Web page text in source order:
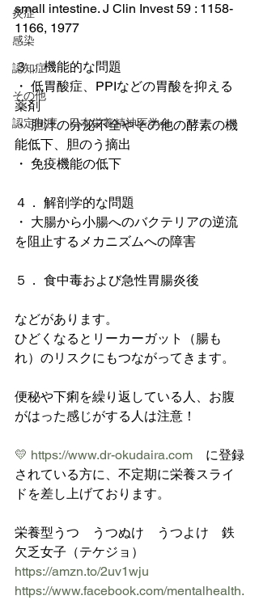
炎症
感染
認知症
その他
認定制度 日本栄養精神医学会
small intestine. J Clin Invest 59 : 1158-
1166, 1977
３． 機能的な問題
・ 低胃酸症、PPIなどの胃酸を抑える
薬剤
・ 胆汁の分泌不全やその他の酵素の機
能低下、胆のう摘出
・ 免疫機能の低下
４． 解剖学的な問題
・ 大腸から小腸へのバクテリアの逆流
を阻止するメカニズムへの障害
５． 食中毒および急性胃腸炎後
などがあります。
ひどくなるとリーカーガット（腸も
れ）のリスクにもつながってきます。
便秘や下痢を繰り返している人、お腹
がはった感じがする人は注意！
💛 https://www.dr-okudaira.com に登録
されている方に、不定期に栄養スライ
ドを差し上げております。
栄養型うつ　うつぬけ　うつよけ　鉄
欠乏女子（テケジョ）
https://amzn.to/2uv1wju
https://www.facebook.com/mentalhealth.